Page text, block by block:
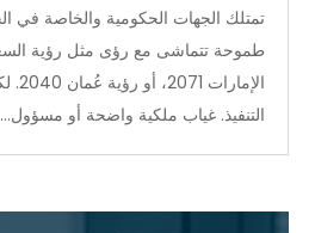
تمتلك الجهات الحكومية والخاصة في
التنفيذ. غياب ملكية واضحة أو مسؤول...